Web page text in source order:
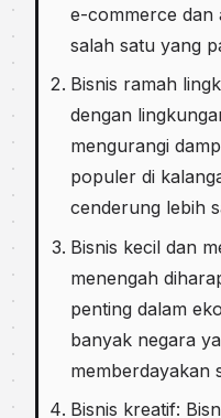
e-commerce dan
salah satu yang
Bisnis ramah
dengan
mengurangi
populer di
cenderung lebih
Bisnis kecil dan
menengah
penting dalam
banyak negara
memberdayakan
Bisnis kreatif: